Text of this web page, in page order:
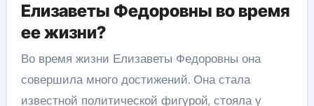
Елизаветы Федоровны во время
ее жизни?
Во время жизни Елизаветы Федоровны она
совершила много достижений. Она стала
известной политической фигурой, стояла у